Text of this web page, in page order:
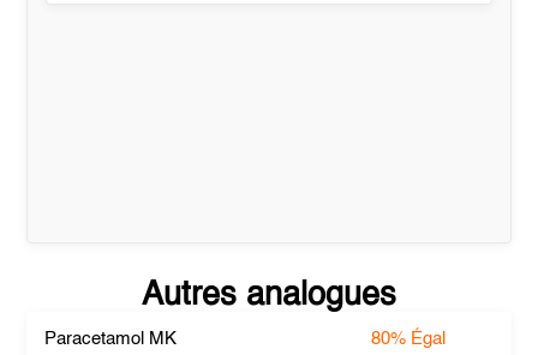
Autres analogues
Paracetamol MK 80% Égal